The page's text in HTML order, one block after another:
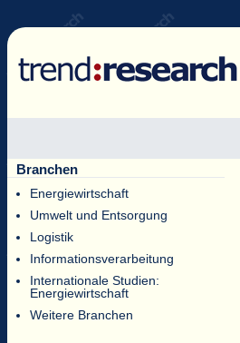
Branchen
Energiewirtschaft
Umwelt und Entsorgung
Logistik
Informationsverarbeitung
Internationale Studien:
Energiewirtschaft
Weitere Branchen